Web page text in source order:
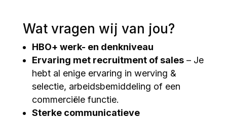
Wat vragen wij van jou?
HBO+ werk- en denkniveau
Ervaring met recruitment of sales– Je
hebt al enige ervaring in werving &
selectie, arbeidsbemiddeling of een
commerciële functie.
Sterke communicatieve